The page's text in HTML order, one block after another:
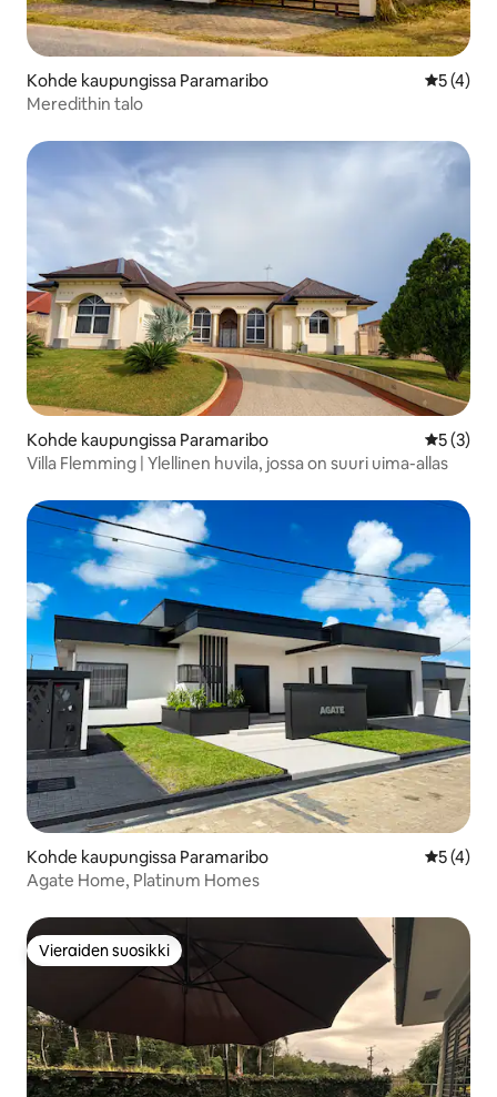
Kohde kaupungissa Paramaribo
5 (4)
Meredithin talo
Kohde kaupungissa Paramaribo
5 (3)
Villa Flemming | Ylellinen huvila, jossa on suuri uima-allas
Kohde kaupungissa Paramaribo
5 (4)
Agate Home, Platinum Homes
Vieraiden suosikki
Vieraiden suosikki